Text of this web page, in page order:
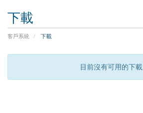
下載
客戶系統 下載
目前沒有可用的下載